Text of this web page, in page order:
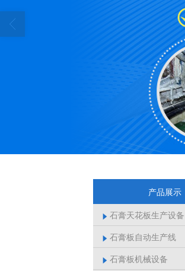
产品展示
 石膏天花板生产设备
 石膏板自动生产线
 石膏板机械设备